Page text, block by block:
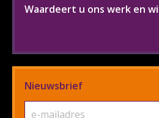
Waardeert u ons werk en
Nieuwsbrief